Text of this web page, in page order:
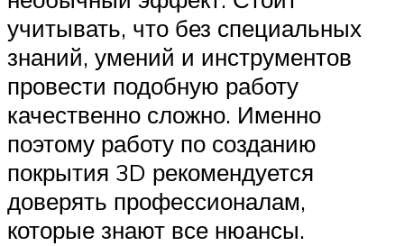
учитывать, что без специальных
знаний, умений и инструментов
провести подобную работу
качественно сложно. Именно
поэтому работу по созданию
покрытия 3D рекомендуется
доверять профессионалам,
которые знают все нюансы.